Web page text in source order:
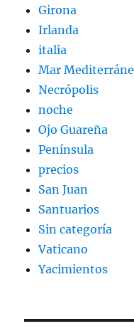
Girona
Irlanda
italia
Mar
Necrópolis
noche
Ojo Guareña
Península
precios
San Juan
Santuarios
Sin categoría
Vaticano
Yacimientos